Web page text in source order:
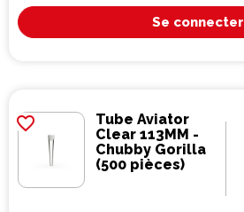
Se connecter
favorite_border
Tube Aviator
Clear 113MM -
Chubby Gorilla
(500 pièces)